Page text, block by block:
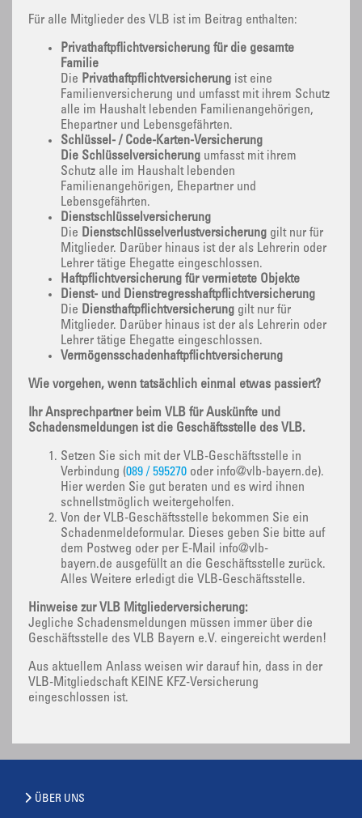
Für alle Mitglieder des VLB ist im Beitrag enthalten:
Privathaftpflichtversicherung für die gesamte
Familie
Die Privathaftpflichtversicherung ist eine
Familienversicherung und umfasst mit ihrem Schutz
alle im Haushalt lebenden Familienangehörigen,
Ehepartner und Lebensgefährten.
Schlüssel- / Code-Karten-Versicherung
Die Schlüsselversicherung umfasst mit ihrem
Schutz alle im Haushalt lebenden
Familienangehörigen, Ehepartner und
Lebensgefährten.
Dienstschlüsselversicherung
Die Dienstschlüsselverlustversicherung gilt nur für
Mitglieder. Darüber hinaus ist der als Lehrerin oder
Lehrer tätige Ehegatte eingeschlossen.
Haftpflichtversicherung für vermietete Objekte
Dienst- und Dienstregresshaftpflichtversicherung
Die Diensthaftpflichtversicherung gilt nur für
Mitglieder. Darüber hinaus ist der als Lehrerin oder
Lehrer tätige Ehegatte eingeschlossen.
Vermögensschadenhaftpflichtversicherung
Wie vorgehen, wenn tatsächlich einmal etwas passiert?
Ihr Ansprechpartner beim VLB für Auskünfte und
Schadensmeldungen ist die Geschäftsstelle des VLB.
Setzen Sie sich mit der VLB-Geschäftsstelle in
Verbindung (089 / 595270 oder info@vlb-bayern.de).
Hier werden Sie gut beraten und es wird ihnen
schnellstmöglich weitergeholfen.
Von der VLB-Geschäftsstelle bekommen Sie ein
Schadenmeldeformular. Dieses geben Sie bitte auf
dem Postweg oder per E-Mail info@vlb-
bayern.de ausgefüllt an die Geschäftsstelle zurück.
Alles Weitere erledigt die VLB-Geschäftsstelle.
Hinweise zur VLB Mitgliederversicherung:
Jegliche Schadensmeldungen müssen immer über die
Geschäftsstelle des VLB Bayern e.V. eingereicht werden!
Aus aktuellem Anlass weisen wir darauf hin, dass in der
VLB-Mitgliedschaft KEINE KFZ-Versicherung
eingeschlossen ist.
ÜBER UNS